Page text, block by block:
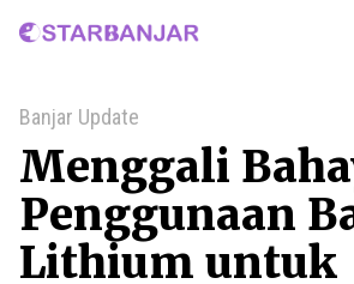
Home
Banjar Update
Menggali
Penggunaan
Lithium untuk